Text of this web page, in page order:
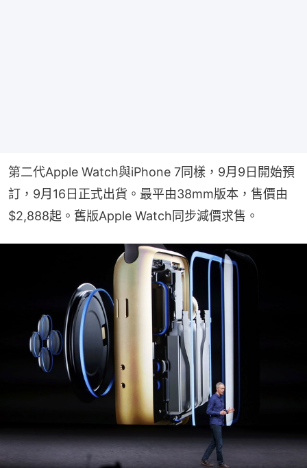
第二代Apple Watch與iPhone 7同樣，9月9日開始預
訂，9月16日正式出貨。最平由38mm版本，售價由
$2,888起。舊版Apple Watch同步減價求售。